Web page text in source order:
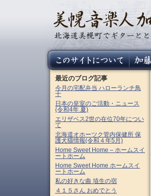
最近のブログ記事
今月の宅配弁当 ハローランチ鳥
十
日本の皇室のご活動・ニュース
(令和4年 夏)
エリザベス2世の在位70年につい
て
北海道オホーツク管内保健所 保
護犬猫情報(令和４年5月)
Home Sweet Home – ホームスイ
ートホーム
Home Sweet Home ホームスイ
ートホーム
私の好きな曲 埴生の宿
４１５さん おめでとう